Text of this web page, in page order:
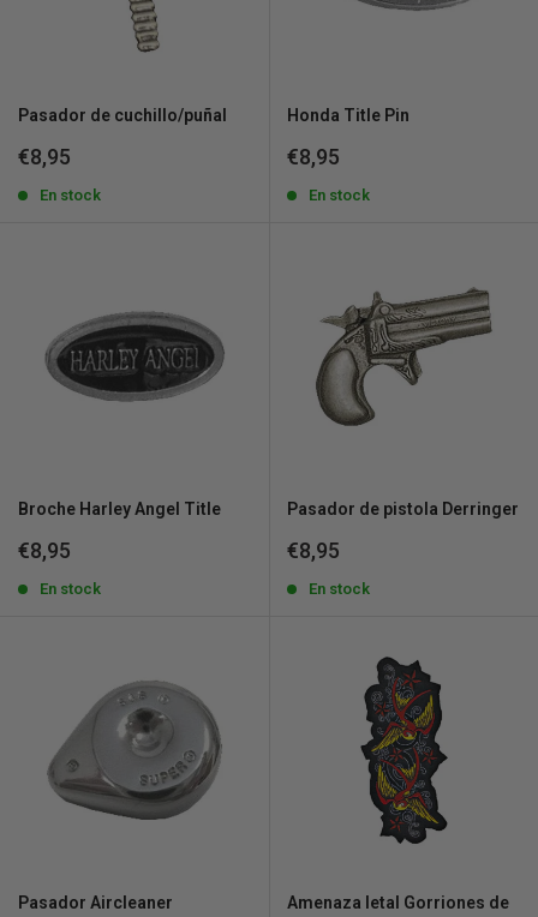
Pasador de cuchillo/puñal
Precio
venta
€8,95
En stock
Honda Title Pin
Precio
venta
€8,95
En stock
Broche Harley Angel Title
Precio
venta
€8,95
En stock
Pasador de pistola Derringer
Precio
venta
€8,95
En stock
Pasador Aircleaner
Amenaza letal Gorriones de